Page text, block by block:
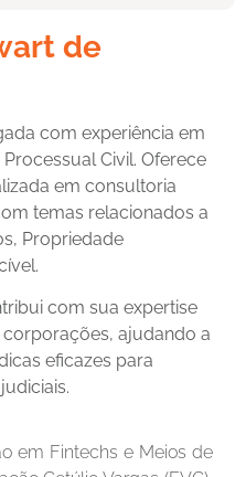
de
com experiência em
Civil. Oferece
em consultoria
temas relacionados a
Propriedade
com sua expertise
ajudando a
eficazes para
em Fintechs e Meios de